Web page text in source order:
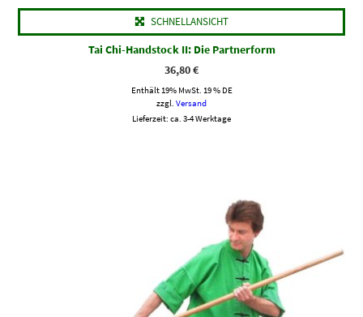
SCHNELLANSICHT
Tai Chi-Handstock II: Die Partnerform
36,80€
Enthält 19% MwSt. 19 % DE
zzgl. Versand
Lieferzeit: ca. 3-4 Werktage